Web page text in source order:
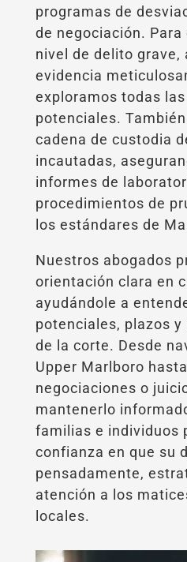
programas de
de negociación.
nivel de delito grave,
evidencia
exploramos todas
potenciales.
cadena de custodia
incautadas,
informes de
procedimientos de
los estándares de
Nuestros abogados
orientación clara en
ayudándole a
potenciales, plazos
de la corte. Desde
Upper Marlboro
negociaciones o
mantenerlo
familias e individuos
confianza en que su
pensadamente,
atención a los
locales.